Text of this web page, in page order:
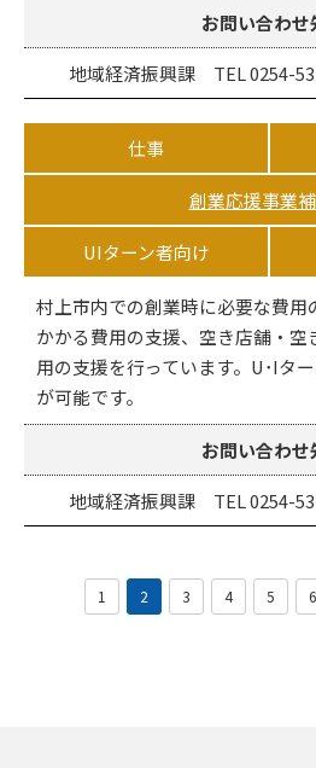
お問い合わせ
地域経済振興課 TEL 0254-
仕事
創業応援事業
UIターン者向け
村上市内での創業時に必要な費用
かかる費用の支援、空き店舗・空
用の支援を行っています。U･Iタ
が可能です。
お問い合わせ
地域経済振興課 TEL 0254-
1 2 3 4 5 6